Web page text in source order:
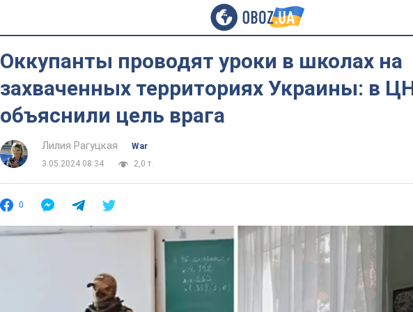
Оккупанты проводят уроки в школах на
захваченных территориях Украины: в
объяснили цель врага
Лилия Рагуцкая
War
3.05.2024 08:34
2,0 т.
0